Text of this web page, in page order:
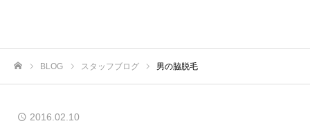
BLOG スタッフブログ 男の脇脱毛
2016.02.10